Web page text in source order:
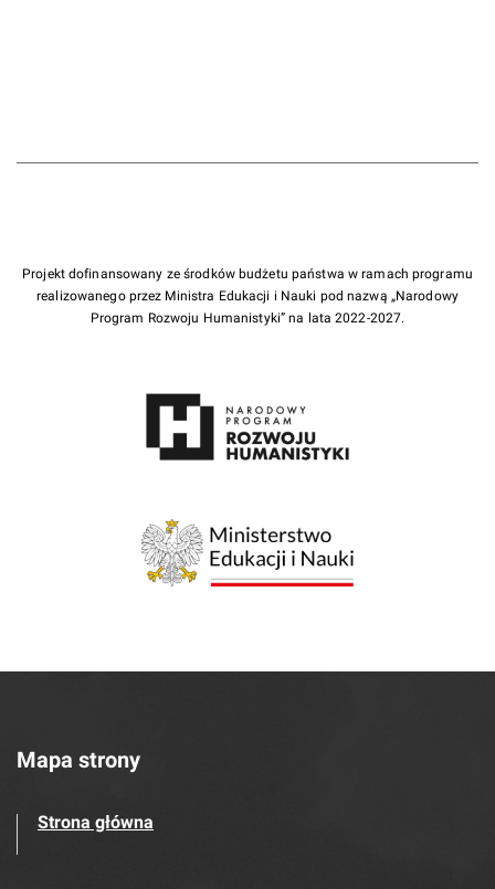
Projekt dofinansowany ze środków budżetu państwa w ramach programu
realizowanego przez Ministra Edukacji i Nauki pod nazwą „Narodowy
Program Rozwoju Humanistyki” na lata 2022-2027.
Mapa strony
Strona główna